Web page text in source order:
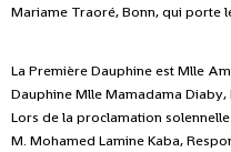
Mariame Traoré, Bonn, qui porte
La Première Dauphine est Mlle
Dauphine Mlle Mamadama Diaby,
Lors de la proclamation
M. Mohamed Lamine Kaba,